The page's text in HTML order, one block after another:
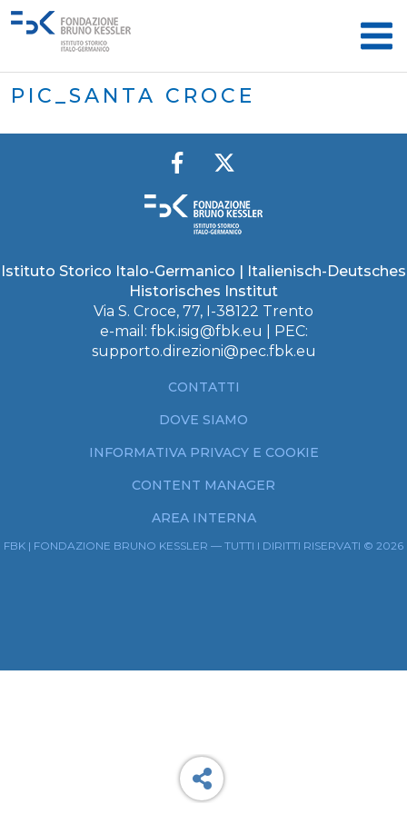
PIC_SANTA CROCE
Istituto Storico Italo-Germanico | Italienisch-Deutsches
Historisches Institut
Via S. Croce, 77, I-38122 Trento
e-mail: fbk.isig@fbk.eu | PEC:
supporto.direzioni@pec.fbk.eu
CONTATTI
DOVE SIAMO
INFORMATIVA PRIVACY E COOKIE
CONTENT MANAGER
AREA INTERNA
FBK | FONDAZIONE BRUNO KESSLER — TUTTI I DIRITTI RISERVATI © 2026